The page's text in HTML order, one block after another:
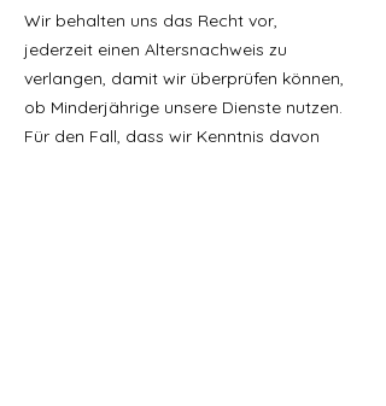
Wir behalten uns das Recht vor,
jederzeit einen Altersnachweis zu
verlangen, damit wir überprüfen können,
ob Minderjährige unsere Dienste nutzen.
Für den Fall, dass wir Kenntnis davon